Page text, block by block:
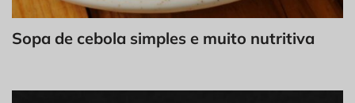
Sopa de cebola simples e muito nutritiva